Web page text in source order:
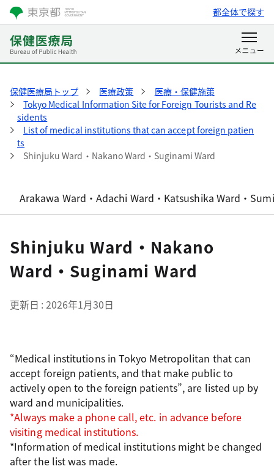
都全体で探す
保健医療局トップ 医療政策
医療・保健施策
Tokyo Medical Information Site for Foreign Tourists and Re
sidents
List of medical institutions that can accept foreign patien
ts
Shinjuku Ward・Nakano Ward・Suginami Ward
Arakawa Ward・Adachi Ward・Katsushika Ward・
Shinjuku Ward・Nakano
Ward・Suginami Ward
更新日 2026年1月30日
“Medical institutions in Tokyo Metropolitan that can
accept foreign patients, and that make public to
actively open to the foreign patients”, are listed up by
ward and municipalities.
*Always make a phone call, etc. in advance before
visiting medical institutions.
*Information of medical institutions might be changed
after the list was made.